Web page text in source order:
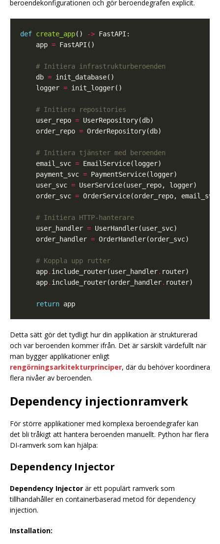
beroendekonfigurationen och gör beroendegrafen explicit.
def create_app() ->
    app
=
# Initiera infrastrukturberoenden
    db
=
    logger
=
# Initiera repositories
    user_repo
=
    order_repo
=
# Initiera tjänster med beroenden
    email_svc
=
    payment_svc
=
    user_svc
=
    order_svc
=
# Initiera HTTP-hanterare
    user_handler
=
    order_handler
=
# Koppla upp rutter
    app
. include_router(user_handler.
    app
. include_router(order_handler.
return
Detta sätt gör det tydligt hur din applikation är strukturerad
och var beroenden kommer ifrån. Det är särskilt värdefullt när
man bygger applikationer enligt
rengörningsarkitekturprinciper, där du behöver koordinera
flera nivåer av beroenden.
Dependency injectionramverk
För större applikationer med komplexa beroendegrafer kan
det bli tråkigt att hantera beroenden manuellt. Python har flera
DI-ramverk som kan hjälpa:
Dependency Injector
Dependency Injector är ett populärt ramverk som
tillhandahåller en containerbaserad metod för dependency
injection.
Installation: